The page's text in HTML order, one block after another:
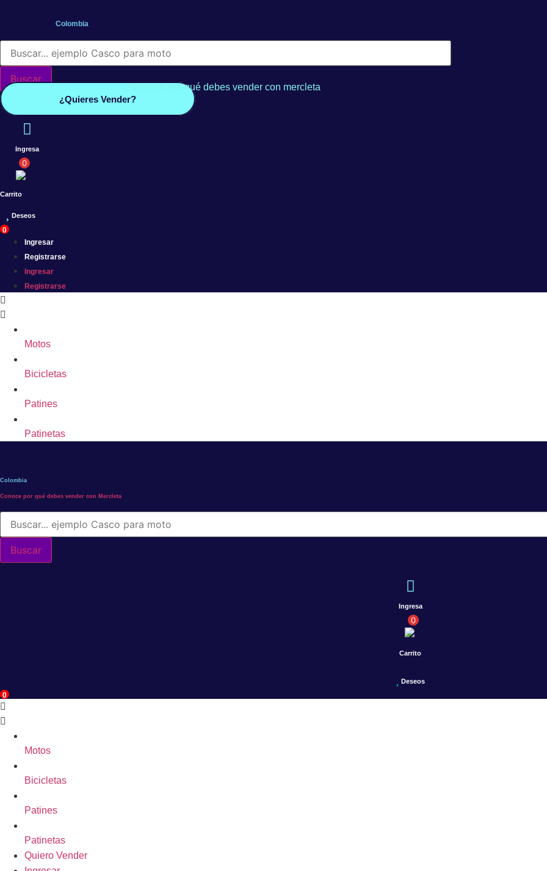
Colombia
Búsqueda
productos
Buscar
Conoce por qué debes vender con mercleta
¿Quieres Vender?
Ingresa
0
Carrito
Deseos
0
Ingresar
Registrarse
Ingresar
Registrarse
Motos
Bicicletas
Patines
Patinetas
Colombia
Conoce por qué debes vender con Mercleta
Búsqueda
productos
Buscar
Ingresa
0
Carrito
Deseos
0
Motos
Bicicletas
Patines
Patinetas
Quiero Vender